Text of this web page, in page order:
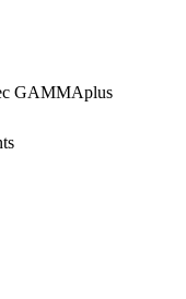
GAMMAplus